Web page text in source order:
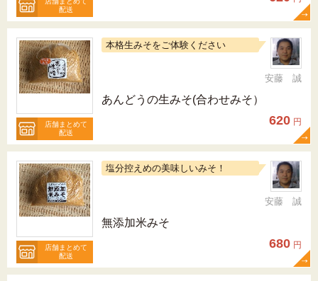
配送
店舗まとめて
配送
本格生みそをご体験ください
安藤 誠
あんどうの生みそ(合わせみそ）
620 円
店舗まとめて
配送
塩分控えめの美味しいみそ！
安藤 誠
無添加米みそ
680 円